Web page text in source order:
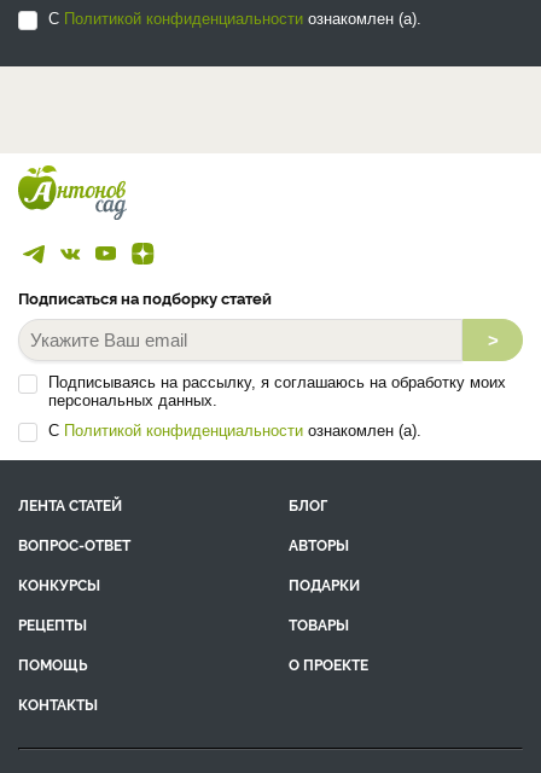
С Политикой конфиденциальности ознакомлен (а).
Подписаться на подборку статей
>
Подписываясь на рассылку, я соглашаюсь на обработку моих
персональных данных.
С Политикой конфиденциальности ознакомлен (а).
ЛЕНТА СТАТЕЙ
БЛОГ
ВОПРОС-ОТВЕТ
АВТОРЫ
КОНКУРСЫ
ПОДАРКИ
РЕЦЕПТЫ
ТОВАРЫ
ПОМОЩЬ
О ПРОЕКТЕ
КОНТАКТЫ